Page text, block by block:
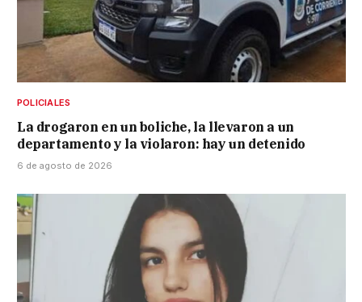
POLICIALES
La drogaron en un boliche, la llevaron a un
departamento y la violaron: hay un detenido
6 de agosto de 2026